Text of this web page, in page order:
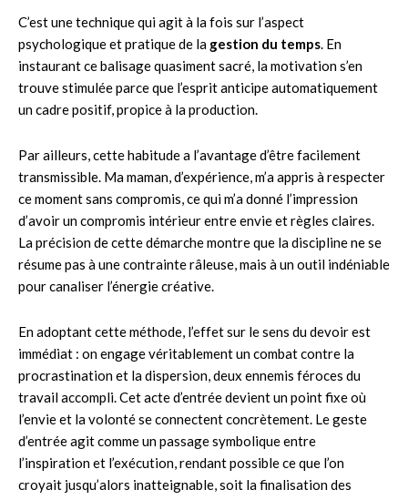
C’est une technique qui agit à la fois sur l’aspect
psychologique et pratique de la gestion du temps. En
instaurant ce balisage quasiment sacré, la motivation s’en
trouve stimulée parce que l’esprit anticipe automatiquement
un cadre positif, propice à la production.
Par ailleurs, cette habitude a l’avantage d’être facilement
transmissible. Ma maman, d’expérience, m’a appris à respecter
ce moment sans compromis, ce qui m’a donné l’impression
d’avoir un compromis intérieur entre envie et règles claires.
La précision de cette démarche montre que la discipline ne se
résume pas à une contrainte râleuse, mais à un outil indéniable
pour canaliser l’énergie créative.
En adoptant cette méthode, l’effet sur le sens du devoir est
immédiat : on engage véritablement un combat contre la
procrastination et la dispersion, deux ennemis féroces du
travail accompli. Cet acte d’entrée devient un point fixe où
l’envie et la volonté se connectent concrètement. Le geste
d’entrée agit comme un passage symbolique entre
l’inspiration et l’exécution, rendant possible ce que l’on
croyait jusqu’alors inatteignable, soit la finalisation des